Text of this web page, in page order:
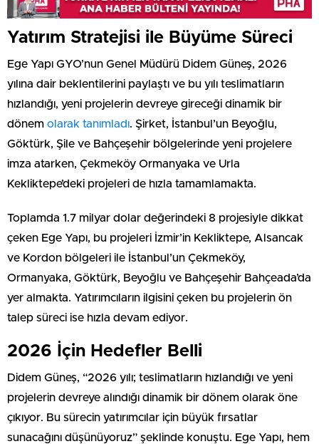
Yatırım Stratejisi ile Büyüme Süreci
Ege Yapı GYO’nun Genel Müdürü Didem Güneş, 2026
yılına dair beklentilerini paylaştı ve bu yılı teslimatların
hızlandığı, yeni projelerin devreye gireceği dinamik bir
dönem olarak tanımladı. Şirket, İstanbul’un Beyoğlu,
Göktürk, Şile ve Bahçeşehir bölgelerinde yeni projelere
imza atarken, Çekmeköy Ormanyaka ve Urla
Kekliktepe’deki projeleri de hızla tamamlamakta.
Toplamda 1.7 milyar dolar değerindeki 8 projesiyle dikkat
çeken Ege Yapı, bu projeleri İzmir’in Kekliktepe, Alsancak
ve Kordon bölgeleri ile İstanbul’un Çekmeköy,
Ormanyaka, Göktürk, Beyoğlu ve Bahçeşehir Bahçeada’da
yer almakta. Yatırımcıların ilgisini çeken bu projelerin ön
talep süreci ise hızla devam ediyor.
2026 İçin Hedefler Belli
Didem Güneş, “2026 yılı; teslimatların hızlandığı ve yeni
projelerin devreye alındığı dinamik bir dönem olarak öne
çıkıyor. Bu sürecin yatırımcılar için büyük fırsatlar
sunacağını düşünüyoruz” şeklinde konuştu. Ege Yapı, hem